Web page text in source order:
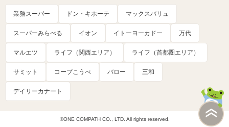
業務スーパー ドン・キホーテ マックスバリュ
スーパーみらべる イオン イトーヨーカドー 万代
マルエツ ライフ（関西エリア） ライフ（首都圏エリア）
サミット コープこうべ バロー 三和
デイリーカナート
©ONE COMPATH CO., LTD. All rights reserved.